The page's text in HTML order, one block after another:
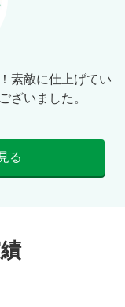
素敵に仕上げてい
ざいました。
る